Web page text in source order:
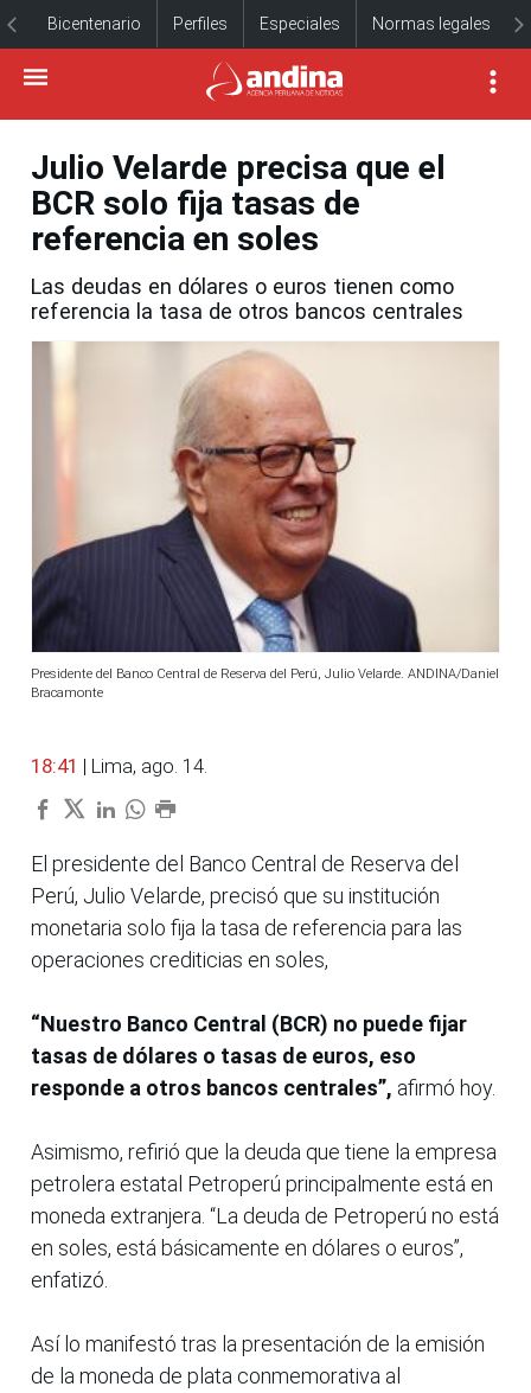
Bicentenario Perfiles Especiales Normas legales
Julio Velarde precisa que el
BCR solo fija tasas de
referencia en soles
Las deudas en dólares o euros tienen como
referencia la tasa de otros bancos centrales
Presidente del Banco Central de Reserva del Perú, Julio Velarde. ANDINA/Daniel
Bracamonte
18:41 | Lima, ago. 14.
El presidente del Banco Central de Reserva del
Perú, Julio Velarde, precisó que su institución
monetaria solo fija la tasa de referencia para las
operaciones crediticias en soles,
“Nuestro Banco Central (BCR) no puede fijar
tasas de dólares o tasas de euros, eso
responde a otros bancos centrales”, afirmó hoy.
Asimismo, refirió que la deuda que tiene la empresa
petrolera estatal Petroperú principalmente está en
moneda extranjera. “La deuda de Petroperú no está
en soles, está básicamente en dólares o euros”,
enfatizó.
Así lo manifestó tras la presentación de la emisión
de la moneda de plata conmemorativa al